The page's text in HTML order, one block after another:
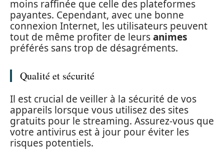
moins raffinée que celle des plateformes
payantes. Cependant, avec une bonne
connexion Internet, les utilisateurs peuvent
tout de même profiter de leursanimes
préférés sans trop de désagréments.
Qualité et sécurité
Il est crucial de veiller à la sécurité de vos
appareils lorsque vous utilisez des sites
gratuits pour le streaming. Assurez-vous que
votre antivirus est à jour pour éviter les
risques potentiels.